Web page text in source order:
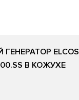
ELCOS
В КОЖУХЕ